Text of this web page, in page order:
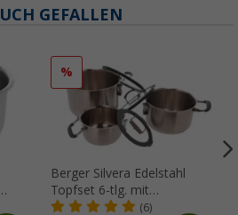
GEFALLEN
%
Berger Silvera Edelstahl
Topfset 6-tlg. mit
passenden Glasdeckeln
(6)